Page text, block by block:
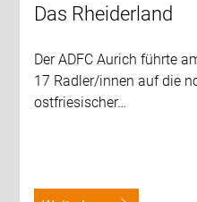
Das Rheiderland
Der ADFC Aurich führte
17 Radler/innen auf die
ostfriesischer…